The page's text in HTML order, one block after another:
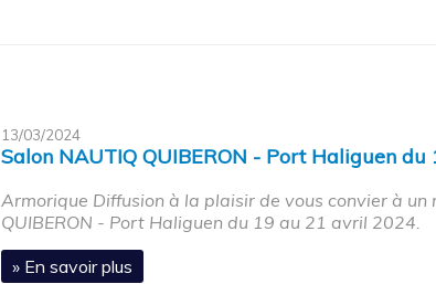
13/03/2024
Salon NAUTIQ QUIBERON - Port Haliguen
Armorique Diffusion à la plaisir de vous convier à
QUIBERON - Port Haliguen du 19 au 21 avril 2024.
» En savoir plus